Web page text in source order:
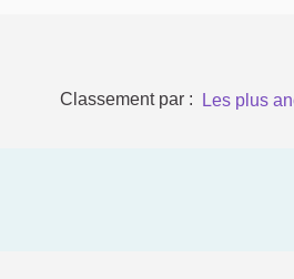
Classement par : Les plus